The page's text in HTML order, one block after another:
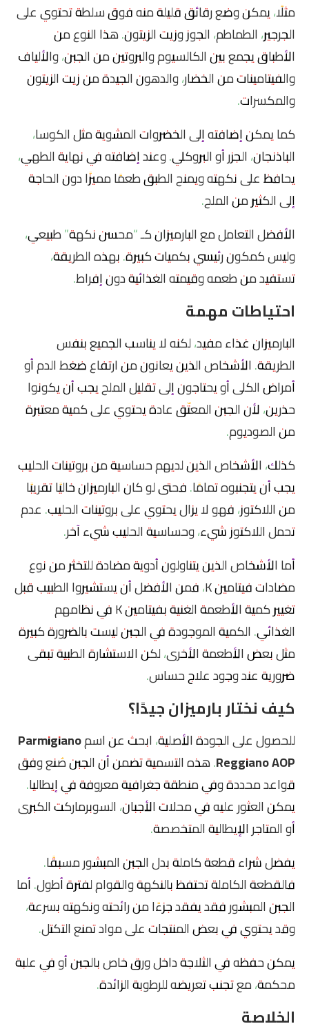
مثلًا، يمكن وضع رقائق قليلة منه فوق سلطة تحتوي على
الجرجير، الطماطم، الجوز وزيت الزيتون. هذا النوع من
الأطباق يجمع بين الكالسيوم والبروتين من الجبن، والألياف
والفيتامينات من الخضار، والدهون الجيدة من زيت الزيتون
والمكسرات.
كما يمكن إضافته إلى الخضروات المشوية مثل الكوسا،
الباذنجان، الجزر أو البروكلي. وعند إضافته في نهاية الطهي،
يحافظ على نكهته ويمنح الطبق طعمًا مميزًا دون الحاجة
إلى الكثير من الملح.
الأفضل التعامل مع البارميزان كـ “محسن نكهة” طبيعي،
وليس كمكون رئيسي بكميات كبيرة. بهذه الطريقة،
تستفيد من طعمه وقيمته الغذائية دون إفراط.
احتياطات مهمة
البارميزان غذاء مفيد، لكنه لا يناسب الجميع بنفس
الطريقة. الأشخاص الذين يعانون من ارتفاع ضغط الدم أو
أمراض الكلى أو يحتاجون إلى تقليل الملح يجب أن يكونوا
حذرين، لأن الجبن المعتّق عادة يحتوي على كمية معتبرة
من الصوديوم.
كذلك، الأشخاص الذين لديهم حساسية من بروتينات الحليب
يجب أن يتجنبوه تمامًا. فحتى لو كان البارميزان خاليًا تقريبًا
من اللاكتوز، فهو لا يزال يحتوي على بروتينات الحليب. عدم
تحمل اللاكتوز شيء، وحساسية الحليب شيء آخر.
أما الأشخاص الذين يتناولون أدوية مضادة للتخثر من نوع
مضادات فيتامين K، فمن الأفضل أن يستشيروا الطبيب قبل
تغيير كمية الأطعمة الغنية بفيتامين K في نظامهم
الغذائي. الكمية الموجودة في الجبن ليست بالضرورة كبيرة
مثل بعض الأطعمة الأخرى، لكن الاستشارة الطبية تبقى
ضرورية عند وجود علاج حساس.
كيف نختار بارميزان جيدًا؟
للحصول على الجودة الأصلية، ابحث عن اسمParmigiano
Reggiano AOP. هذه التسمية تضمن أن الجبن صُنع وفق
قواعد محددة وفي منطقة جغرافية معروفة في إيطاليا.
يمكن العثور عليه في محلات الأجبان، السوبرماركت الكبرى
أو المتاجر الإيطالية المتخصصة.
يفضل شراء قطعة كاملة بدل الجبن المبشور مسبقًا.
فالقطعة الكاملة تحتفظ بالنكهة والقوام لفترة أطول. أما
الجبن المبشور فقد يفقد جزءًا من رائحته ونكهته بسرعة،
وقد يحتوي في بعض المنتجات على مواد تمنع التكتل.
يمكن حفظه في الثلاجة داخل ورق خاص بالجبن أو في علبة
محكمة، مع تجنب تعريضه للرطوبة الزائدة.
الخلاصة